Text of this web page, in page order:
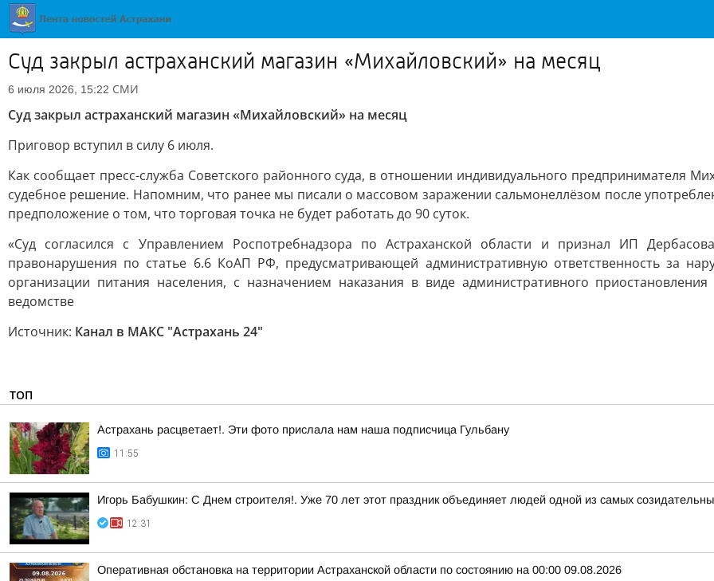
Суд закрыл астраханский магазин «Михайловский» на месяц
6 июля 2026, 15:22 СМИ
Суд закрыл астраханский магазин «Михайловский» на месяц
Приговор вступил в силу 6 июля.
Как сообщает пресс-служба Советского районного суда, в отношении индивидуального предпринимателя
судебное решение. Напомним, что ранее мы писали о массовом заражении сальмонеллёзом после
предположение о том, что торговая точка не будет работать до 90 суток.
«Суд согласился с Управлением Роспотребнадзора по Астраханской области и признал ИП
правонарушения по статье 6.6 КоАП РФ, предусматривающей административную ответственность за
организации питания населения, с назначением наказания в виде административного
ведомстве
Источник: Канал в МАКС "Астрахань 24"
ТОП
Астрахань расцветает!. Эти фото прислала нам наша подписчица Гульбану
11:55
Игорь Бабушкин: С Днем строителя!. Уже 70 лет этот праздник объединяет людей одной из самых
12:31
Оперативная обстановка на территории Астраханской области по состоянию на 00:00 09.08.2026